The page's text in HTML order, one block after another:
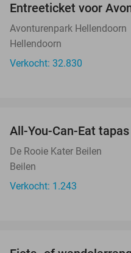
Entreeticket voor
Avonturenpark Hellendoorn
Hellendoorn
Verkocht: 32.830
All-You-Can-Eat
De Rooie Kater Beilen
Beilen
Verkocht: 1.243